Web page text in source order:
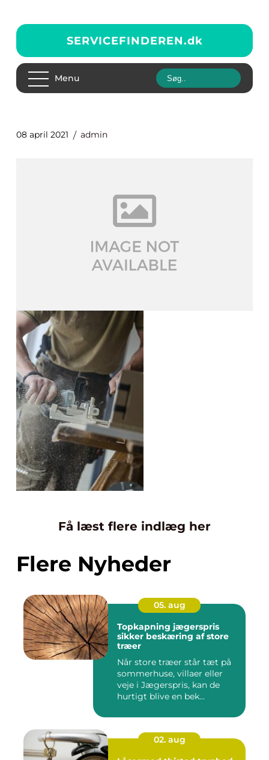
SERVICEFINDEREN.dk
Menu
08 april 2021 admin
Få læst flere indlæg her
Flere Nyheder
05. aug
Topkapning jægerspris
sikker beskæring af store
træer
Når store træer står tæt på
sommerhuse, villaer eller
veje i Jægerspris, kan de
hurtigt blive en bek...
02. aug